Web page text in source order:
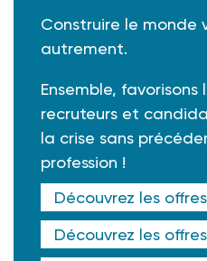
Construire le monde
autrement.
Ensemble,
recruteurs et
la crise sans
profession !
Découvrez les
Découvrez les